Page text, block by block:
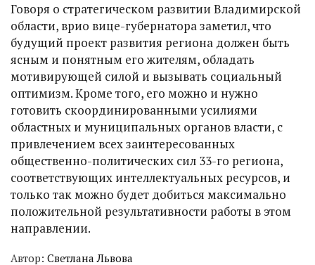
Говоря о стратегическом развитии Владимирской
области, врио вице-губернатора заметил, что
будущий проект развития региона должен быть
ясным и понятным его жителям, обладать
мотивирующей силой и вызывать социальный
оптимизм. Кроме того, его можно и нужно
готовить скоординированными усилиями
областных и муниципальных органов власти, с
привлечением всех заинтересованных
общественно-политических сил 33-го региона,
соответствующих интеллектуальных ресурсов, и
только так можно будет добиться максимально
положительной результативности работы в этом
направлении.
Автор: Светлана Львова